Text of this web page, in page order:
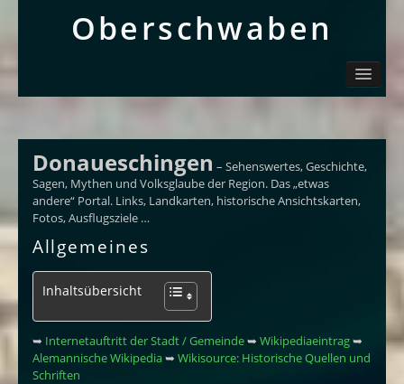
Ober­schwaben
Oberschwaben – Orte mit Geschichte(n)
Schwäbisch
Info
Donaueschingen – Sehenswertes, Geschichte,
Sagen, Mythen und Volksglaube der Region. Das „etwas
andere“ Portal. Links, Landkarten, historische Ansichtskarten,
Fotos, Ausflugsziele …
Allgemeines
Inhaltsübersicht
➥ Internetauftritt der Stadt / Gemeinde➥ Wikipediaeintrag➥
Alemannische Wikipedia➥ Wikisource: Historische Quellen und
Schriften